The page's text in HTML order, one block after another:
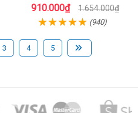
910.000₫ 1.654.000₫
(940)
3 4 5